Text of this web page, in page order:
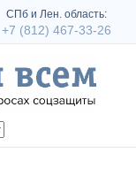
СПб и Лен. область:
+7 (812) 467-33-26